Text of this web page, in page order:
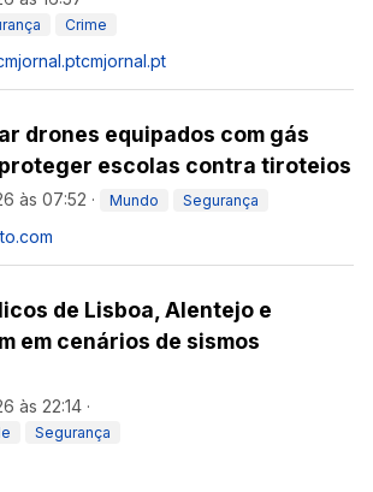
Crime
cmjornal.pt
drones equipados com gás
escolas contra tiroteios
às 07:52 · Mundo Segurança
de Lisboa, Alentejo e
em cenários de sismos
às 22:14 ·
Segurança